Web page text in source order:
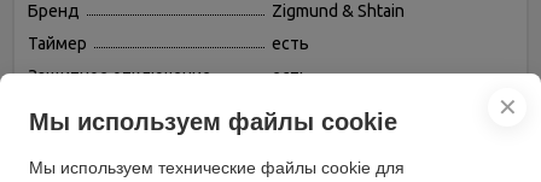
Бренд
Zigmund & Shtain
Таймер
есть
Защитное отключение
есть
поворотные
Гриль
есть, электрический
✕
Мы используем файлы cookie
Мы используем технические файлы cookie для